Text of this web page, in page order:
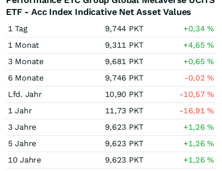
ETF - Acc Index Indicative Net Asset Values
1 Tag 9,744 PKT +0,34%
1 Monat
9,311 PKT +4,65%
3 Monate
9,681 PKT +0,65%
6 Monate
9,746 PKT -0,02%
Lfd. Jahr
10,90 PKT -10,57%
1 Jahr
11,73 PKT -16,91%
3 Jahre
9,623 PKT +1,26%
5 Jahre
9,623 PKT +1,26%
10 Jahre
9,623 PKT +1,26%